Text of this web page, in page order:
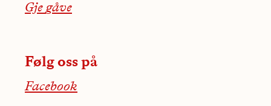
Gje gåve
Følg oss på
Facebook